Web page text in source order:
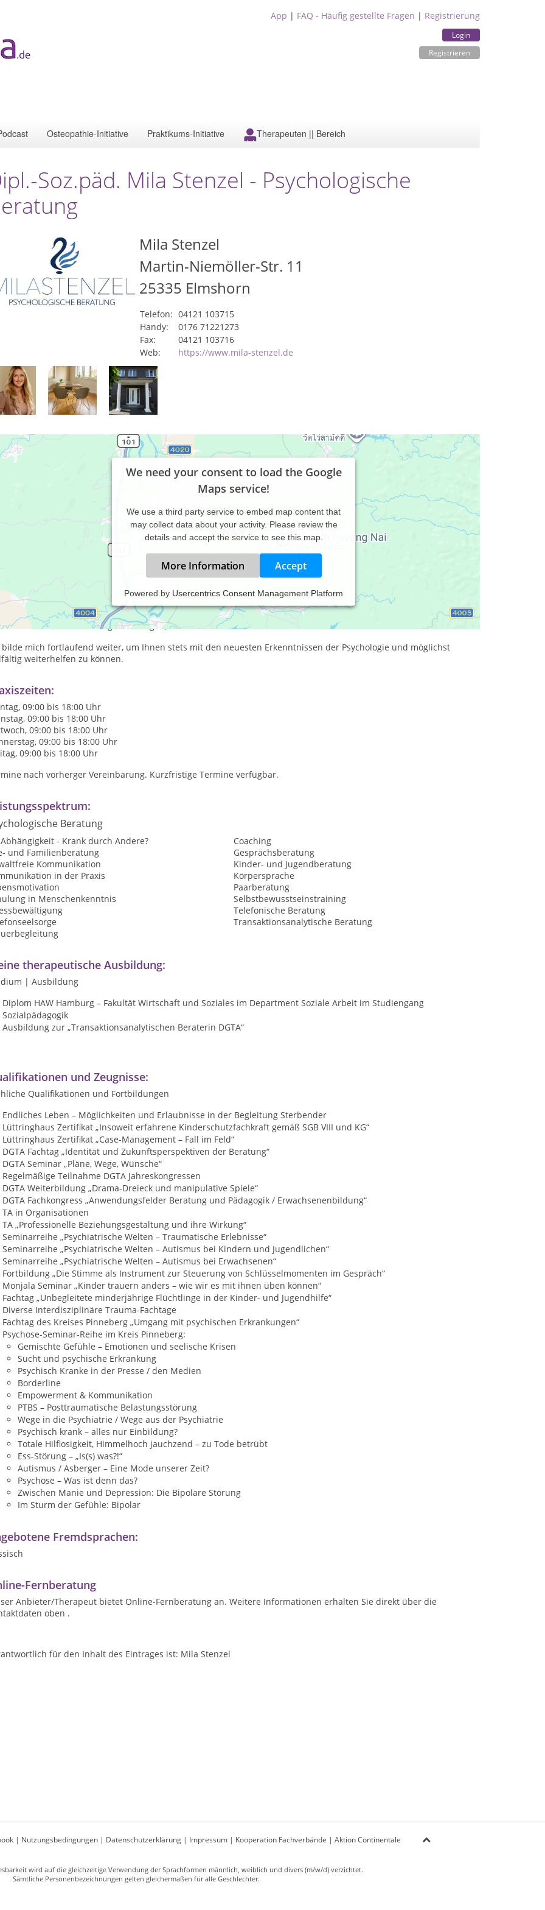
App | FAQ - Häufig gestellte Fragen | Registrierung
Login
Registrieren
Osteopathie-Initiative Praktikums-Initiative Therapeuten || Bereich
Soz.päd. Mila Stenzel - Psychologische
Mila Stenzel
Martin-Niemöller-Str. 11
25335 Elmshorn
Telefon: 04121 103715
Handy:
0176 71221273
Fax:
04121 103716
Web:
https://www.mila-stenzel.de
We need your consent to load the Google
Maps service!
We use a third party service to embed map content that
may collect data about your activity. Please review the
details and accept the service to see this map.
More Information Accept
Powered by Usercentrics Consent Management Platform
aufgeschlossen, herzlich, kreativ, fachlich kompetent und liebe meinen Beruf. Bei meinen psychologischen
geht es mir darum, auf psychologischer und wissenschaftlicher Ebene Ihre Probleme zu analysieren und
einen individuellen Weg aufzuzeigen, sich selbst zu helfen.
bilde mich fortlaufend weiter, um Ihnen stets mit den neuesten Erkenntnissen der Psychologie und möglichst
weiterhelfen zu können.
09:00 bis 18:00 Uhr
09:00 bis 18:00 Uhr
09:00 bis 18:00 Uhr
09:00 bis 18:00 Uhr
09:00 bis 18:00 Uhr
nach vorherger Vereinbarung. Kurzfristige Termine verfügbar.
Beratung
- Krank durch Andere?
Coaching
und Familienberatung
Gesprächsberatung
Kommunikation
Kinder- und Jugendberatung
in der Praxis
Körpersprache
Paarberatung
in Menschenkenntnis
Selbstbewusstseinstraining
Telefonische Beratung
Transaktionsanalytische Beratung
therapeutische Ausbildung:
| Ausbildung
Diplom HAW Hamburg – Fakultät Wirtschaft und Soziales im Department Soziale Arbeit im Studiengang
Sozialpädagogik
Ausbildung zur „Transaktionsanalytischen Beraterin DGTA“
und Zeugnisse:
Qualifikationen und Fortbildungen
Endliches Leben – Möglichkeiten und Erlaubnisse in der Begleitung Sterbender
Lüttringhaus Zertifikat „Insoweit erfahrene Kinderschutzfachkraft gemäß SGB VIII und KG“
Lüttringhaus Zertifikat „Case-Management – Fall im Feld“
DGTA Fachtag „Identität und Zukunftsperspektiven der Beratung“
DGTA Seminar „Pläne, Wege, Wünsche“
Regelmäßige Teilnahme DGTA Jahreskongressen
DGTA Weiterbildung „Drama-Dreieck und manipulative Spiele“
DGTA Fachkongress „Anwendungsfelder Beratung und Pädagogik / Erwachsenenbildung“
TA in Organisationen
TA „Professionelle Beziehungsgestaltung und ihre Wirkung“
Seminarreihe „Psychiatrische Welten – Traumatische Erlebnisse“
Seminarreihe „Psychiatrische Welten – Autismus bei Kindern und Jugendlichen“
Seminarreihe „Psychiatrische Welten – Autismus bei Erwachsenen“
Fortbildung „Die Stimme als Instrument zur Steuerung von Schlüsselmomenten im Gespräch“
Monjala Seminar „Kinder trauern anders – wie wir es mit ihnen üben können“
Fachtag „Unbegleitete minderjährige Flüchtlinge in der Kinder- und Jugendhilfe“
Diverse Interdisziplinäre Trauma-Fachtage
Fachtag des Kreises Pinneberg „Umgang mit psychischen Erkrankungen“
Psychose-Seminar-Reihe im Kreis Pinneberg:
Gemischte Gefühle – Emotionen und seelische Krisen
Sucht und psychische Erkrankung
Psychisch Kranke in der Presse / den Medien
Borderline
Empowerment & Kommunikation
PTBS – Posttraumatische Belastungsstörung
Wege in die Psychiatrie / Wege aus der Psychiatrie
Psychisch krank – alles nur Einbildung?
Totale Hilflosigkeit, Himmelhoch jauchzend – zu Tode betrübt
Ess-Störung – „Is(s) was?!“
Autismus / Asberger – Eine Mode unserer Zeit?
Psychose – Was ist denn das?
Zwischen Manie und Depression: Die Bipolare Störung
Im Sturm der Gefühle: Bipolar
Fremdsprachen:
Fernberatung
Anbieter/Therapeut bietet Online-Fernberatung an. Weitere Informationen erhalten Sie direkt über die
oben .
für den Inhalt des Eintrages ist: Mila Stenzel
| Nutzungsbedingungen| Datenschutzerklärung| Impressum| Kooperation Fachverbände | Aktion Continentale
wird auf die gleichzeitige Verwendung der Sprachformen männlich, weiblich und divers (m/w/d) verzichtet.
Sämtliche Personenbezeichnungen gelten gleichermaßen für alle Geschlechter.